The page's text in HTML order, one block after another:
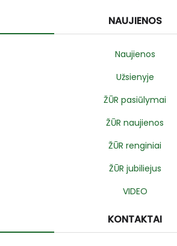
NAUJIENOS
Naujienos
Užsienyje
ŽŪR pasiūlymai
ŽŪR naujienos
ŽŪR renginiai
ŽŪR jubiliejus
VIDEO
KONTAKTAI